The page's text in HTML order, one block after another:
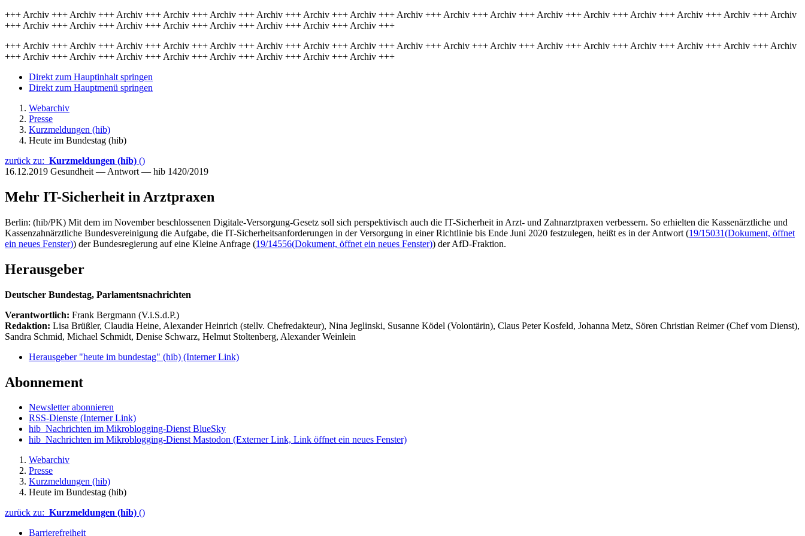
+++ Archiv +++ Archiv +++ Archiv +++ Archiv +++ Archiv +++ Archiv +++ Archiv +++ Archiv +++ Archiv +++ Archiv +++ Archiv +++ Archiv +++ Archiv +++ Archiv +++ Archiv +++ Archiv +++ Archiv
+++ Archiv +++ Archiv +++ Archiv +++ Archiv +++ Archiv +++ Archiv +++ Archiv +++ Archiv +++
+++ Archiv +++ Archiv +++ Archiv +++ Archiv +++ Archiv +++ Archiv +++ Archiv +++ Archiv +++ Archiv +++ Archiv +++ Archiv +++ Archiv +++ Archiv +++ Archiv +++ Archiv +++ Archiv +++ Archiv
+++ Archiv +++ Archiv +++ Archiv +++ Archiv +++ Archiv +++ Archiv +++ Archiv +++ Archiv +++
Direkt zum Hauptinhalt springen
Direkt zum Hauptmenü springen
Webarchiv
Presse
Kurzmeldungen (hib)
Heute im Bundestag (hib)
zurück zu: Kurzmeldungen (hib) ()
16.12.2019 Gesundheit — Antwort — hib 1420/2019
Mehr IT-Sicherheit in Arztpraxen
Berlin: (hib/PK) Mit dem im November beschlossenen Digitale-Versorgung-Gesetz soll sich perspektivisch auch die IT-Sicherheit in Arzt- und Zahnarztpraxen verbessern. So erhielten die Kassenärztliche und
Kassenzahnärztliche Bundesvereinigung die Aufgabe, die IT-Sicherheitsanforderungen in der Versorgung in einer Richtlinie bis Ende Juni 2020 festzulegen, heißt es in der Antwort (19/15031(Dokument, öffnet
ein neues Fenster)) der Bundesregierung auf eine Kleine Anfrage (19/14556(Dokument, öffnet ein neues Fenster)) der AfD-Fraktion.
Herausgeber
Deutscher Bundestag, Parlamentsnachrichten
Verantwortlich: Frank Bergmann (V.i.S.d.P.)
Redaktion: Lisa Brüßler, Claudia Heine, Alexander Heinrich (stellv. Chefredakteur), Nina Jeglinski, Susanne Ködel (Volontärin), Claus Peter Kosfeld, Johanna Metz, Sören Christian Reimer (Chef vom Dienst),
Sandra Schmid, Michael Schmidt, Denise Schwarz, Helmut Stoltenberg, Alexander Weinlein
Herausgeber "heute im bundestag" (hib) (Interner Link)
Abonnement
Newsletter abonnieren
RSS-Dienste (Interner Link)
hib_Nachrichten im Mikroblogging-Dienst BlueSky
hib_Nachrichten im Mikroblogging-Dienst Mastodon (Externer Link, Link öffnet ein neues Fenster)
Webarchiv
Presse
Kurzmeldungen (hib)
Heute im Bundestag (hib)
zurück zu: Kurzmeldungen (hib) ()
Barrierefreiheit